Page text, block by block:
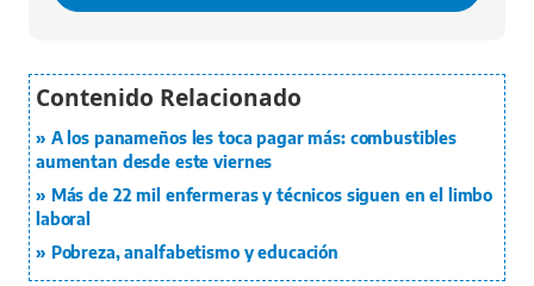
A los panameños les toca pagar más: combustibles
aumentan desde este viernes
Más de 22 mil enfermeras y técnicos siguen en el limbo
laboral
Pobreza, analfabetismo y educación